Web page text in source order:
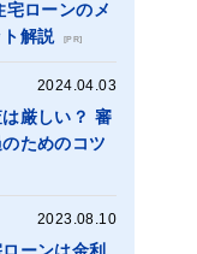
ローンのメ
解説 [PR]
2024.04.03
厳しい？ 審
ためのコツ
2023.08.10